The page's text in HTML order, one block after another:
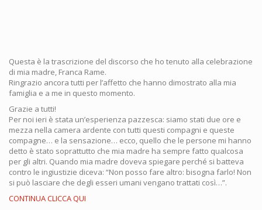
Questa è la trascrizione del discorso che ho tenuto alla celebrazione
di mia madre, Franca Rame.
Ringrazio ancora tutti per l’affetto che hanno dimostrato alla mia
famiglia e a me in questo momento.
Grazie a tutti!
Per noi ieri è stata un’esperienza pazzesca: siamo stati due ore e
mezza nella camera ardente con tutti questi compagni e queste
compagne… e la sensazione… ecco, quello che le persone mi hanno
detto è stato soprattutto che mia madre ha sempre fatto qualcosa
per gli altri. Quando mia madre doveva spiegare perché si batteva
contro le ingiustizie diceva: “Non posso fare altro: bisogna farlo! Non
si può lasciare che degli esseri umani vengano trattati così…”.
CONTINUA CLICCA QUI